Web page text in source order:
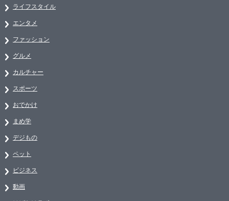
ライフスタイル
エンタメ
ファッション
グルメ
カルチャー
スポーツ
おでかけ
まめ学
デジもの
ペット
ビジネス
動画